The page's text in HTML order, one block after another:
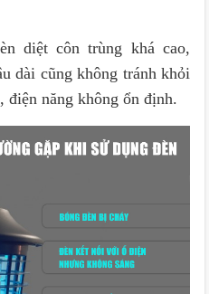
diệt côn trùng khá cao,
dài cũng không tránh khỏi
điện năng không ổn định.